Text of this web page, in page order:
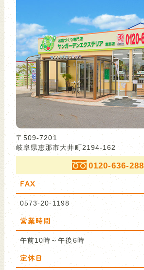
〒509-7201
岐阜県恵那市大井町2194-162
0120-636-288
FAX
0573-20-1198
営業時間
午前10時～午後6時
定休日